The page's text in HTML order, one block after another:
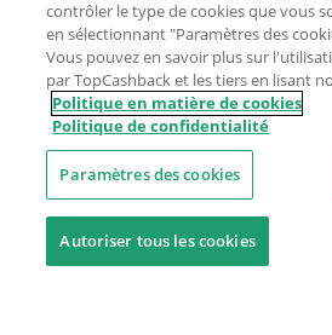
contrôler le type de cookies que vous
en sélectionnant "Paramètres des
Vous pouvez en savoir plus sur
par TopCashback et les tiers en lisant
Politique en matière de cookies
Politique de confidentialité
Paramètres des cookies
Autoriser tous les cookies